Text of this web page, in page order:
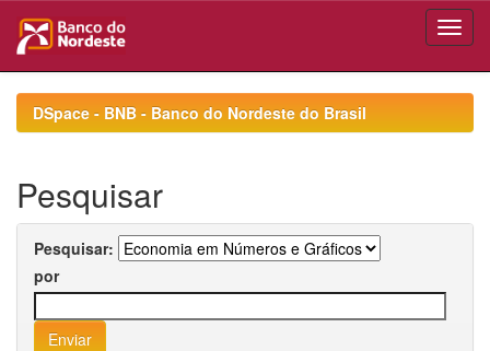
navigationDSpace - BNB - Banco do Nordeste do Brasil
Pesquisar
Pesquisar:
por